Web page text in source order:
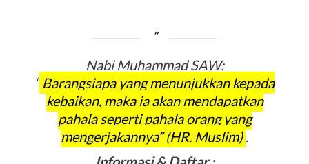
Nabi Muhammad SAW:
“ Barangsiapa yang menunjukkan kepada
kebaikan, maka ia akan mendapatkan
pahala seperti pahala orang yang
mengerjakannya” (HR. Muslim) .